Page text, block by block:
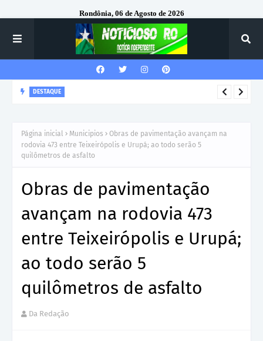
Rondônia, 06 de Agosto de 2026
DESTAQUE
Página inicial Municipios
Obras de pavimentação avançam na
rodovia 473 entre Teixeirópolis e Urupá; ao todo serão 5
quilômetros de asfalto
Obras de pavimentação
avançam na rodovia 473
entre Teixeirópolis e Urupá;
ao todo serão 5
quilômetros de asfalto
Da Redação